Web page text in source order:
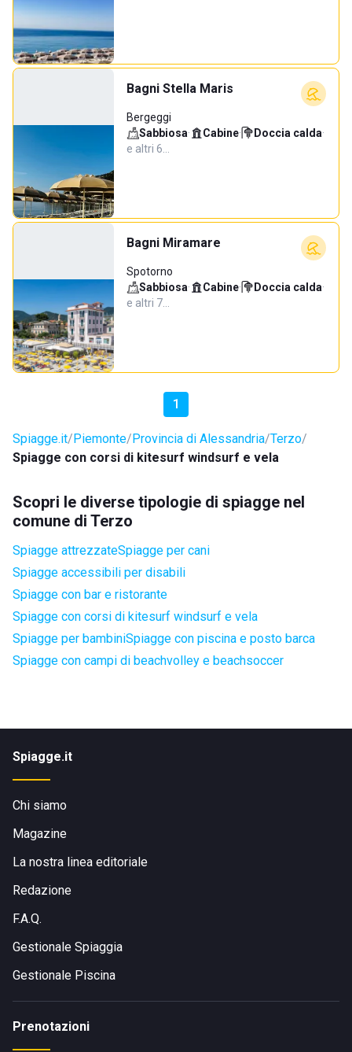
Bagni Stella Maris
Bergeggi
Sabbiosa· Cabine· Doccia calda·
e altri 6…
Bagni Miramare
Spotorno
Sabbiosa· Cabine· Doccia calda·
e altri 7…
1
Spiagge.it Piemonte Provincia di Alessandria Terzo
Spiagge con corsi di kitesurf windsurf e vela
Scopri le diverse tipologie di spiagge nel
comune di Terzo
Spiagge attrezzateSpiagge per cani
Spiagge accessibili per disabili
Spiagge con bar e ristorante
Spiagge con corsi di kitesurf windsurf e vela
Spiagge per bambiniSpiagge con piscina e posto barca
Spiagge con campi di beachvolley e beachsoccer
Spiagge.it
Chi siamo
Magazine
La nostra linea editoriale
Redazione
F.A.Q.
Gestionale Spiaggia
Gestionale Piscina
Prenotazioni